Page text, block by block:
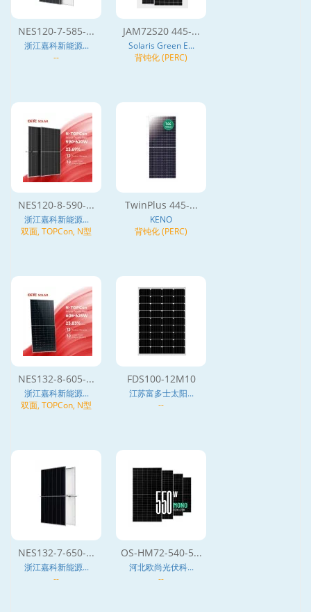
NES120-7-585-...
浙江嘉科新能源...
--
JAM72S20 445-...
Solaris Green E...
背钝化 (PERC)
NES120-8-590-...
浙江嘉科新能源...
双面, TOPCon, N型
TwinPlus 445-...
KENO
背钝化 (PERC)
NES132-8-605-...
浙江嘉科新能源...
双面, TOPCon, N型
FDS100-12M10
江苏富多士太阳...
--
NES132-7-650-...
浙江嘉科新能源...
--
OS-HM72-540-5...
河北欧尚光伏科...
--